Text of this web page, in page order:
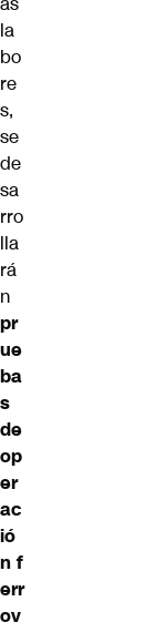
la
bo
re
s,
se
de
sa
rro
lla
rá
n
pr
ue
ba
s
de
op
er
ac
ió
n f
err
ov